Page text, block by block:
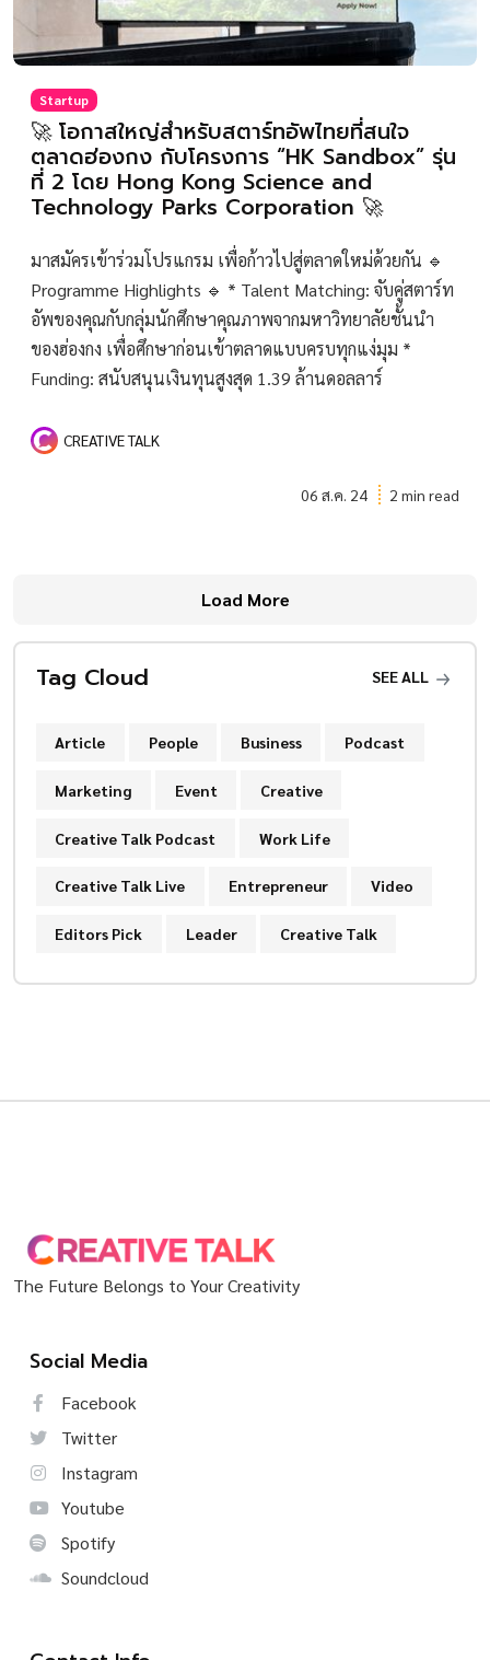
Startup
🚀 โอกาสใหญ่สำหรับสตาร์ทอัพไทยที่สนใจ
ตลาดฮ่องกง กับโครงการ “HK Sandbox” รุ่น
ที่ 2 โดย Hong Kong Science and
Technology Parks Corporation 🚀
มาสมัครเข้าร่วมโปรแกรม เพื่อก้าวไปสู่ตลาดใหม่ด้วยกัน 🔹
Programme Highlights 🔹 * Talent Matching: จับคู่สตาร์ท
อัพของคุณกับกลุ่มนักศึกษาคุณภาพจากมหาวิทยาลัยชั้นนำ
ของฮ่องกง เพื่อศึกษาก่อนเข้าตลาดแบบครบทุกแง่มุม *
Funding: สนับสนุนเงินทุนสูงสุด 1.39 ล้านดอลลาร์
CREATIVE TALK
06 ส.ค. 24 2 min read
Load More
Tag Cloud SEE ALL
Article People Business Podcast
Marketing Event Creative
Creative Talk Podcast Work Life
Creative Talk Live Entrepreneur Video
Editors Pick Leader Creative Talk
The Future Belongs to Your Creativity
Social Media
Facebook
Twitter
Instagram
Youtube
Spotify
Soundcloud